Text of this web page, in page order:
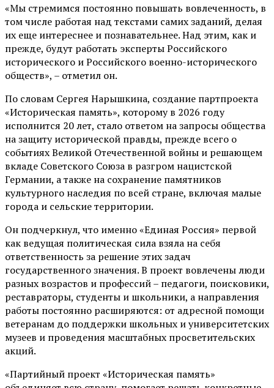
«Мы стремимся постоянно повышать вовлеченность, в
том числе работая над текстами самих заданий, делая
их еще интереснее и познавательнее. Над этим, как и
прежде, будут работать эксперты Российского
исторического и Российского военно-исторического
обществ», – отметил он.
По словам Сергея Нарышкина, создание партпроекта
«Историческая память», которому в 2026 году
исполнится 20 лет, стало ответом на запросы общества
на защиту исторической правды, прежде всего о
событиях Великой Отечественной войны и решающем
вкладе Советского Союза в разгром нацистской
Германии, а также на сохранение памятников
культурного наследия по всей стране, включая малые
города и сельские территории.
Он подчеркнул, что именно «Единая Россия» первой
как ведущая политическая сила взяла на себя
ответственность за решение этих задач
государственного значения. В проект вовлечены люди
разных возрастов и профессий – педагоги, поисковики,
реставраторы, студенты и школьники, а направления
работы постоянно расширяются: от адресной помощи
ветеранам до поддержки школьных и университетских
музеев и проведения масштабных просветительских
акций.
«Партийный проект «Историческая память»